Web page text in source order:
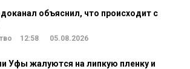
объяснил, что происходит с
12:58 05.08.2026
Уфы жалуются на липкую пленку и